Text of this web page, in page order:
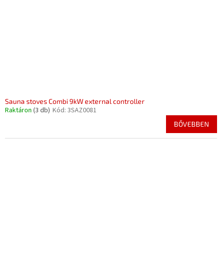
Sauna stoves Combi 9kW external controller
Raktáron (3 db) Kód: 3SAZ0081
BŐVEBBEN